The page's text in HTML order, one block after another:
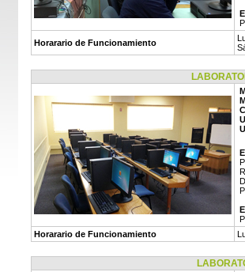
Horarario de Funcionamiento
Horarario de Funcionamiento